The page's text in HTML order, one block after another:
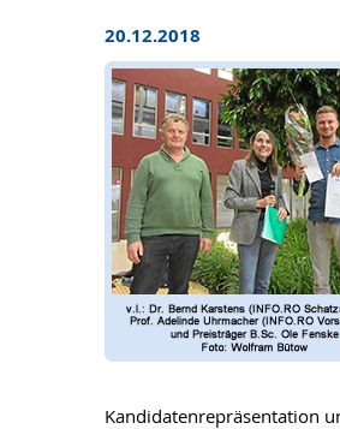
20.12.2018
Kandidatenrepräsentation